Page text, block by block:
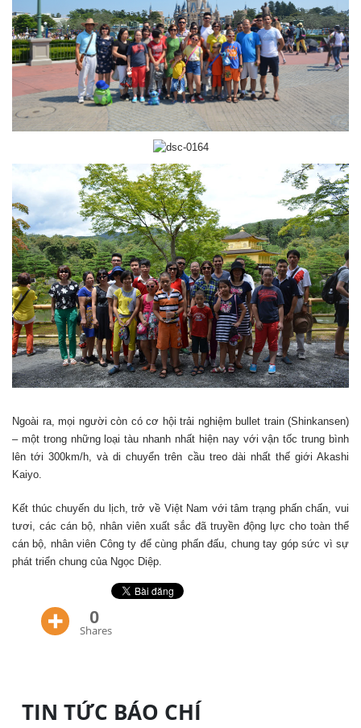
Ngoài ra, mọi người còn có cơ hội trải nghiệm bullet train (Shinkansen)
– một trong những loại tàu nhanh nhất hiện nay với vận tốc trung bình
lên tới 300km/h, và di chuyển trên cầu treo dài nhất thế giới Akashi
Kaiyo.
Kết thúc chuyến du lịch, trở về Việt Nam với tâm trạng phấn chấn, vui
tươi, các cán bộ, nhân viên xuất sắc đã truyền động lực cho toàn thể
cán bộ, nhân viên Công ty để cùng phấn đấu, chung tay góp sức vì sự
phát triển chung của Ngọc Diệp.
0
Shares
TIN TỨC BÁO CHÍ